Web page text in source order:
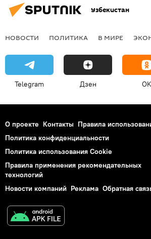
Узбекистан
НОВОСТИ ПОЛИТИКА В МИРЕ
Telegram Дзен OK
О проекте Контакты Правила
Политика конфиденциальности
Политика использования Cookie
Правила применения рекомендательных
технологий
Новости компаний Реклама Обратная